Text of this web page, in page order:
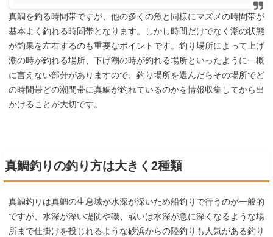
真鯛を釣る時間帯ですが、他の多くの魚と同様にマズメの時間帯が
基本よく釣れる時間帯となります。しかし時間だけでなく潮の状態
が釣果を左右するのも重要なポイントです。釣り場所によって上げ
潮の時が釣れる場所、下げ潮の時が釣れる場所といったように一概
に言えない部分がありますので、釣り場所を選んだらその場所でど
の時間帯どの潮間帯に真鯛が釣れているのかを情報収集してから出
かけることが大切です。
真鯛釣りの釣り方は大きく2種類
真鯛釣りは真鯛の生息域が水深が深いため船釣りで行うのが一般的
ですが、水深が深い堤防や磯、或いは水深が急に深くなるような場
所まで仕掛けを投じれるような砂浜からの陸釣りも人気がある釣り